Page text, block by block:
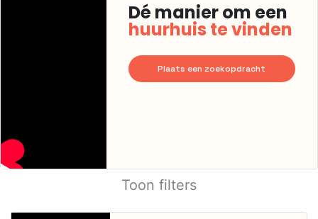
Dé manier om een
huurhuis te vinden
Plaats een zoekopdracht
Toon filters